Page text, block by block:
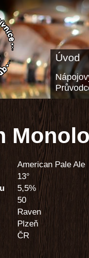
Úvod
American Pale Ale
13°
5,5%
50
Raven
Plzeň
ČR